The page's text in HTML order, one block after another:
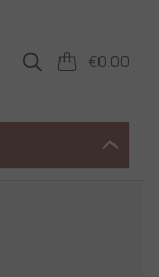
€0.00